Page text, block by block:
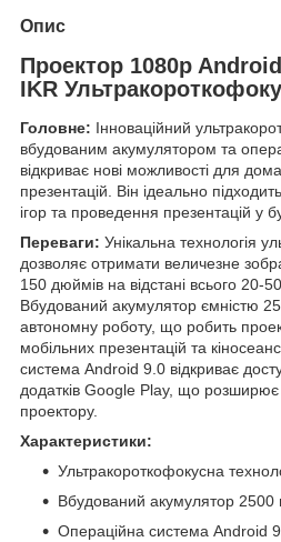
Опис
Проектор 1080p
IKR
Головне: Інноваційний
вбудованим акумулятором та
відкриває нові можливості для
презентацій. Він ідеально
ігор та проведення презентацій у
Переваги: Унікальна технологія
дозволяє отримати величезне
150 дюймів на відстані всього 20-
Вбудований акумулятор ємністю
автономну роботу, що робить
мобільних презентацій та
система Android 9.0 відкриває
додатків Google Play, що розширює
проектору.
Характеристики:
Ультракороткофокусна
Вбудований акумулятор 2500
Операційна система Android